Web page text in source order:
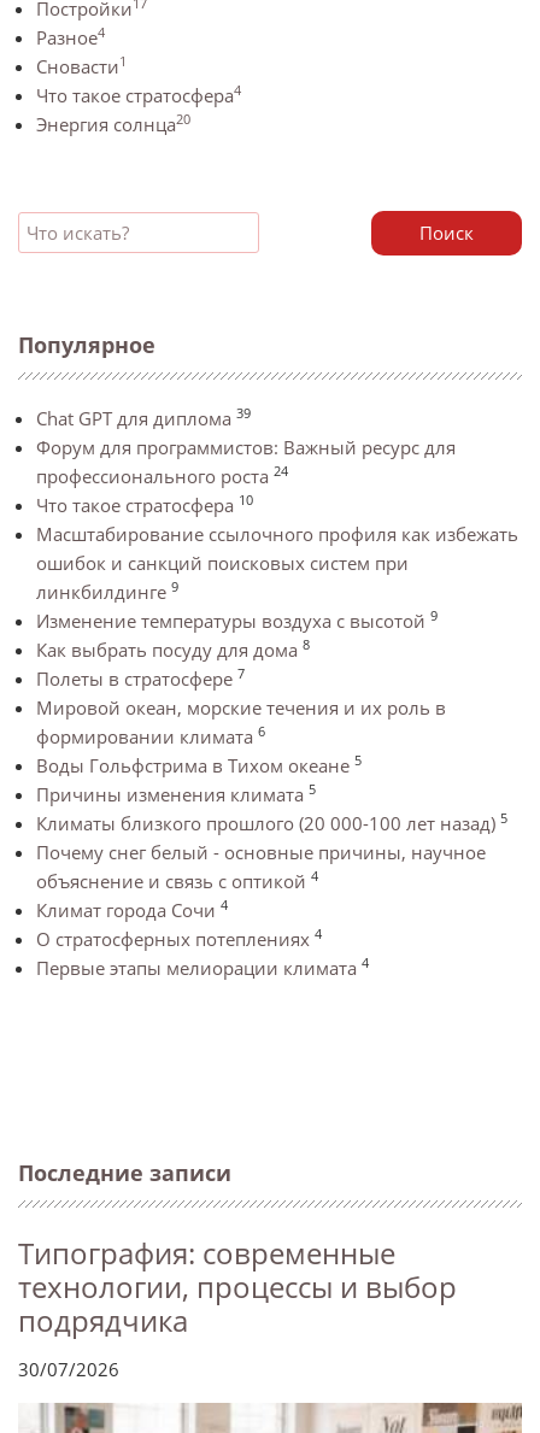
Постройки
Разное4
Сновасти1
Что такое стратосфера4
Энергия солнца20
Поиск
Популярное
Chat GPT для диплома 39
Форум для программистов: Важный ресурс для
профессионального роста 24
Что такое стратосфера 10
Масштабирование ссылочного профиля как избежать
ошибок и санкций поисковых систем при
линкбилдинге 9
Изменение температуры воздуха с высотой 9
Как выбрать посуду для дома 8
Полеты в стратосфере 7
Мировой океан, морские течения и их роль в
формировании климата 6
Воды Гольфстрима в Тихом океане 5
Причины изменения климата 5
Климаты близкого прошлого (20 000-100 лет назад) 5
Почему снег белый - основные причины, научное
объяснение и связь с оптикой 4
Климат города Сочи 4
О стратосферных потеплениях 4
Первые этапы мелиорации климата 4
Последние записи
Типография: современные
технологии, процессы и выбор
подрядчика
30/07/2026